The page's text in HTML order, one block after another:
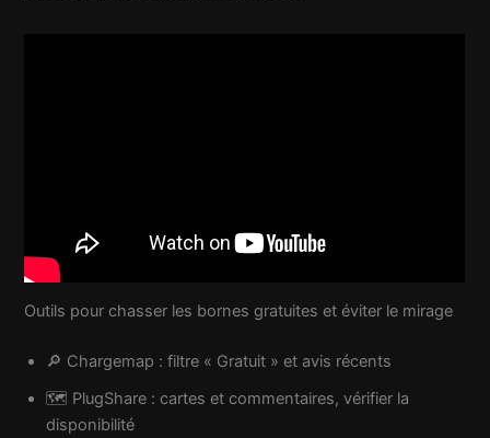
Outils pour chasser les bornes gratuites et éviter le mirage
🔎 Chargemap : filtre « Gratuit » et avis récents
🗺️ PlugShare : cartes et commentaires, vérifier la
disponibilité